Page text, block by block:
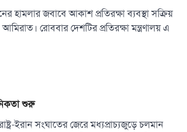
হামলার জবাবে আকাশ প্রতিরক্ষা ব্যবস্থা সক্রিয়
রোববার দেশটির প্রতিরক্ষা মন্ত্রণালয় এ
শুরু
ইরান সংঘাতের জেরে মধ্যপ্রাচ্যজুড়ে চলমান